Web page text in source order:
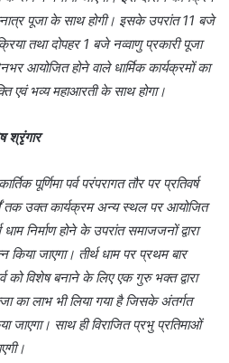
पूजा के साथ होगी। इसके उपरांत 11 बजे
तथा दोपहर 1 बजे नव्वाणु प्रकारी पूजा
आयोजित होने वाले धार्मिक कार्यक्रमों का
एवं भव्य महाआरती के साथ होगा।
श्रृंगार
पूर्णिमा पर्व परंपरागत तौर पर प्रतिवर्ष
तक उक्त कार्यक्रम अन्य स्थल पर आयोजित
निर्माण होने के उपरांत समाजजनों द्वारा
जाएगा। तीर्थ धाम पर प्रथम बार
को विशेष बनाने के लिए एक गुरु भक्त द्वारा
का लाभ भी लिया गया है जिसके अंतर्गत
जाएगा। साथ ही विराजित प्रभु प्रतिमाओं